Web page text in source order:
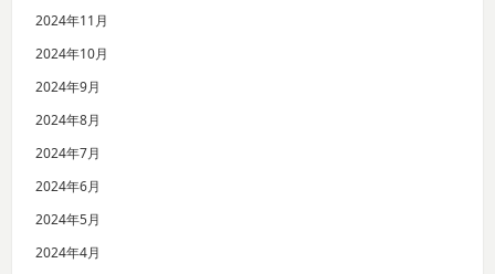
2024年11月
2024年10月
2024年9月
2024年8月
2024年7月
2024年6月
2024年5月
2024年4月